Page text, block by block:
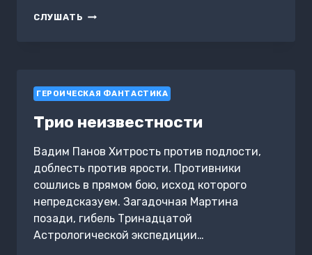
СЛУШАТЬ ЛЕД
ГЕРОИЧЕСКАЯ ФАНТАСТИКА
Трио неизвестности
Вадим Панов Хитрость против подлости,
доблесть против ярости. Противники
сошлись в прямом бою, исход которого
непредсказуем. Загадочная Мартина
позади, гибель Тринадцатой
Астрологической экспедиции…